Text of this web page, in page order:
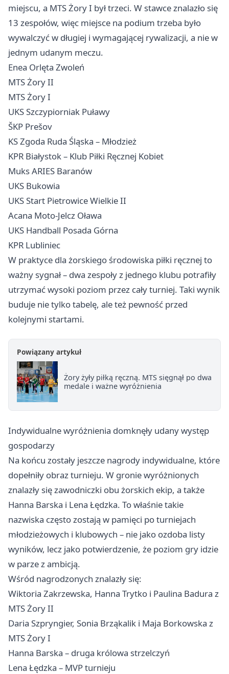
miejscu, a MTS Żory I był trzeci. W stawce znalazło się
13 zespołów, więc miejsce na podium trzeba było
wywalczyć w długiej i wymagającej rywalizacji, a nie w
jednym udanym meczu.
Enea Orlęta Zwoleń
MTS Żory II
MTS Żory I
UKS Szczypiorniak Puławy
ŠKP Prešov
KS Zgoda Ruda Śląska – Młodzież
KPR Białystok– Klub Piłki Ręcznej Kobiet
Muks ARIES Baranów
UKS Bukowia
UKS Start Pietrowice Wielkie II
Acana Moto-Jelcz Oława
UKS Handball Posada Górna
KPR Lubliniec
W praktyce dla żorskiego środowiska piłki ręcznej to
ważny sygnał – dwa zespoły z jednego klubu potrafiły
utrzymać wysoki poziom przez cały turniej. Taki wynik
buduje nie tylko tabelę, ale też pewność przed
kolejnymi startami.
Powiązany artykuł
Żory żyły piłką ręczną. MTS sięgnął po dwa
medale i ważne wyróżnienia
Indywidualne wyróżnienia domknęły udany występ
gospodarzy
Na końcu zostały jeszcze nagrody indywidualne, które
dopełniły obraz turnieju. W gronie wyróżnionych
znalazły się zawodniczki obu żorskich ekip, a także
Hanna Barska i Lena Łędzka. To właśnie takie
nazwiska często zostają w pamięci po turniejach
młodzieżowych i klubowych – nie jako ozdoba listy
wyników, lecz jako potwierdzenie, że poziom gry idzie
w parze z ambicją.
Wśród nagrodzonych znalazły się:
Wiktoria Zakrzewska, Hanna Trytko i Paulina Badura z
MTS Żory II
Daria Szpryngier, Sonia Brząkalik i Maja Borkowska z
MTS Żory I
Hanna Barska – druga królowa strzelczyń
Lena Łędzka – MVP turnieju